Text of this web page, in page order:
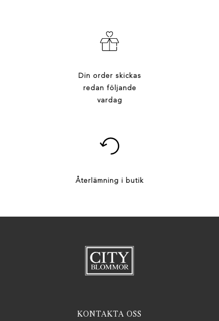
Din order skickas
redan följande
vardag
Återlämning i butik
KONTAKTA OSS